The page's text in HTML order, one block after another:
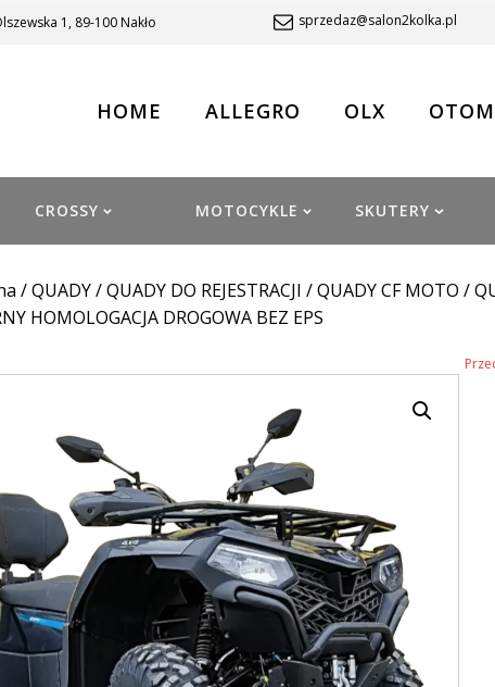
1, 89-100 Nakło sprzedaz@salon2kolka.pl
HOME ALLEGRO OLX
CROSSY MOTOCYKLE SKUTERY
/QUADY/QUADY DO REJESTRACJI /QUADY CF MOTO /
HOMOLOGACJA DROGOWA BEZ EPS